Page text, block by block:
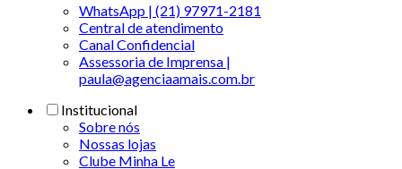
WhatsApp | (21) 97971-2181
Central de atendimento
Canal Confidencial
Assessoria de Imprensa |
paula@agenciaamais.com.br
Institucional
Sobre nós
Nossas lojas
Clube Minha Le